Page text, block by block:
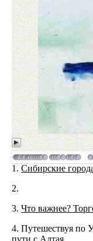
1. Сибирские
2.
3. Что важнее?
4. Путешествуя по
пути с Алтая,